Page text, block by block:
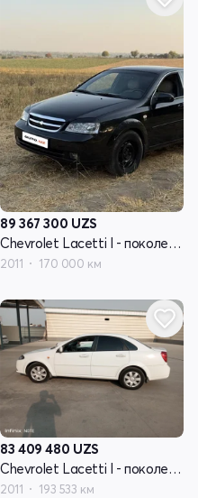
89 367 300 UZS
Chevrolet Lacetti I - поколение
2011 170 000 км
83 409 480 UZS
Chevrolet Lacetti I - поколение
2011 193 533 км